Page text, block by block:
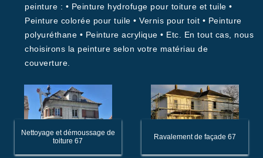
peinture : • Peinture hydrofuge pour toiture et tuile •
Peinture colorée pour tuile • Vernis pour toit • Peinture
polyuréthane • Peinture acrylique • Etc. En tout cas, nous
choisirons la peinture selon votre matériau de
couverture.
Nettoyage et démoussage de
toiture 67
Ravalement de façade 67